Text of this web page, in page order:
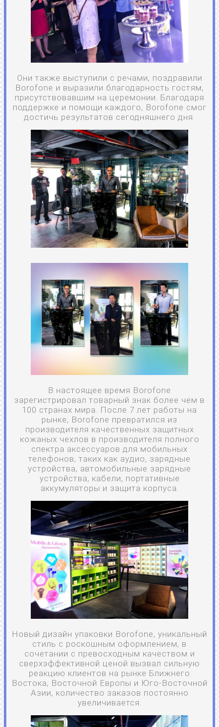
Они также выступили с речами, поздравили
Borofone и выразили благодарность гостям,
присутствовавшим на церемонии. Благодаря
поддержке и помощи каждого, Borofone смог
достичь результатов сегодняшнего дня.
В настоящее время Borofone
зарегистрировал товарный знак более чем в
100 странах мира. После 7 лет работы на
рынке, Borofone превратился из
производителя качественных защитных
кожаных чехлов в производителя полного
спектра аксессуаров для мобильных
телефонов, таких как аудио, зарядные
устройства, автомобильные зарядные
устройства, кабели, портативные
аккумуляторы и защита корпуса.
Новый дизайн упаковки Borofone, уникальный
стиль с роскошным оформлением, в
сочетании с превосходным качеством и
сверхэффективной ценой вызвал сильную
реакцию клиентов на рынке Ближнего
Востока, Восточной Европы и Юго-Восточной
Азии, количество заказов постоянно
увеличивается.